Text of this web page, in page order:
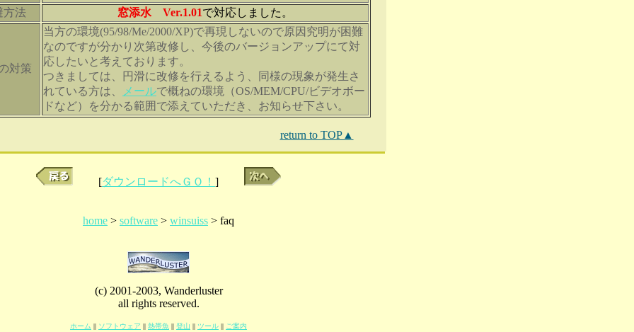
方法
窓添水 Ver.1.01で対応しました。
対策
当方の環境(95/98/Me/2000/XP)で再現しないので原因究明が困難
なのですが分かり次第改修し、今後のバージョンアップにて対
応したいと考えております。
つきましては、円滑に改修を行えるよう、同様の現象が発生さ
れている方は、
メールで概ねの環境（OS/MEM/CPU/ビデオボー
ドなど）を分かる範囲で添えていただき、お知らせ下さい。
return to TOP▲
[ダウンロードへＧＯ！ ]
home > software > winsuiss > faq
(c) 2001-2003, Wanderluster
all rights reserved.
ホーム || ソフトウェア || 熱帯魚 || 登山 || ツール || ご案内